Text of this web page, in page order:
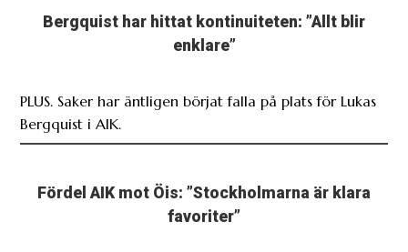
Bergquist har hittat kontinuiteten: ”Allt blir
enklare”
PLUS. Saker har äntligen börjat falla på plats för Lukas
Bergquist i AIK.
Fördel AIK mot Öis: ”Stockholmarna är klara
favoriter”